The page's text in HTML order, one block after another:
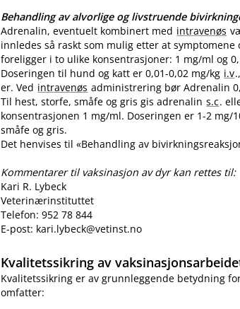
Behandling av alvorlige og livstruende
Adrenalin, eventuelt kombinert med intravenøs
innledes så raskt som mulig etter at
foreligger i to ulike konsentrasjoner: 1 mg/ml og
Doseringen til hund og katt er 0,01-0,02 mg/kg i.v.,
er. Ved intravenøs administrering bør Adrenalin
Til hest, storfe, småfe og gris gis adrenalin s.c.
konsentrasjonen 1 mg​/​ml. Doseringen er 1-2 mg/
småfe og gris.
Det henvises til «Behandling av
Kommentarer til vaksinasjon av dyr kan rettes til:
Kari R. Lybeck
Veterinærinstituttet
Telefon: 952 78 844
E-post: kari.lybeck@vetinst.no
Kvalitetssikring av
Kvalitetssikring er av grunnleggende betydning
omfatter: